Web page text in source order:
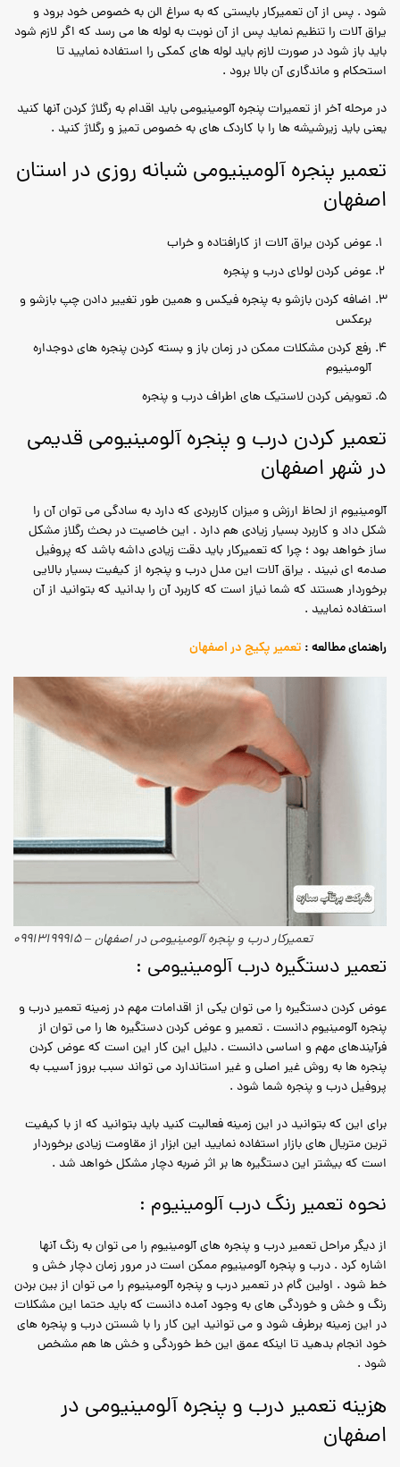
شود . پس از آن تعمیرکار بایستی که به سراغ الن به خصوص خود برود و
یراق آلات را تنظیم نماید پس از آن نوبت به لوله ها می رسد که اگر لازم شود
باید باز شود در صورت لازم باید لوله های کمکی را استفاده نمایید تا
استحکام و ماندگاری آن بالا برود .
در مرحله آخر از تعمیرات پنجره آلومینیومی باید اقدام به رگلاژ کردن آنها کنید
یعنی باید زیرشیشه ها را با کاردک های به خصوص تمیز و رگلاژ کنید .
تعمیر پنجره آلومینیومی شبانه روزی در استان
اصفهان
عوض کردن یراق آلات از کارافتاده و خراب
عوض کردن لولای درب و پنجره
اضافه کردن بازشو به پنجره فیکس و همین طور تغییر دادن چپ بازشو و
برعکس
رفع کردن مشکلات ممکن در زمان باز و بسته کردن پنجره های دوجداره
آلومینیوم
تعویض کردن لاستیک های اطراف درب و پنجره
تعمیر کردن درب و پنجره آلومینیومی قدیمی
در شهر اصفهان
آلومینیوم از لحاظ ارزش و میزان کاربردی که دارد به سادگی می توان آن را
شکل داد و کاربرد بسیار زیادی هم دارد . این خاصیت در بحث رگلاز مشکل
ساز خواهد بود ؛ چرا که تعمیرکار باید دقت زیادی داشه باشد که پروفیل
صدمه ای نبیند . یراق آلات این مدل درب و پنجره از کیفیت بسیار بالایی
برخوردار هستند که شما نیاز است که کاربرد آن را بدانید که بتوانید از آن
استفاده نمایید .
راهنمای مطالعه : تعمیر پکیج در اصفهان
تعمیرکار درب و پنجره آلومینیومی در اصفهان – 09913199915
تعمیر دستگیره درب آلومینیومی :
عوض کردن دستگیره را می توان یکی از اقدامات مهم در زمینه تعمیر درب و
پنجره آلومینیوم دانست . تعمیر و عوض کردن دستگیره ها را می توان از
فرآیندهای مهم و اساسی دانست . دلیل این کار این است که عوض کردن
پنجره ها به روش غیر اصلی و غیر استاندارد می تواند سبب بروز آسیب به
پروفیل درب و پنجره شما شود .
برای این که بتوانید در این زمینه فعالیت کنید باید بتوانید که از با کیفیت
ترین متریال های بازار استفاده نمایید این ابزار از مقاومت زیادی برخوردار
است که بیشتر این دستگیره ها بر اثر ضربه دچار مشکل خواهد شد .
نحوه تعمیر رنگ درب آلومینیوم :
از دیگر مراحل تعمیر درب و پنجره های آلومینیوم را می توان به رنگ آنها
اشاره کرد . درب و پنجره آلومینیوم ممکن است در مرور زمان دچار خش و
خط شود . اولین گام در تعمیر درب و پنجره آلومینیوم را می توان از بین بردن
رنگ و خش و خوردگی های به وجود آمده دانست که باید حتما این مشکلات
در این زمینه برطرف شود و می توانید این کار را با شستن درب و پنجره های
خود انجام بدهید تا اینکه عمق این خط خوردگی و خش ها هم مشخص
شود .
هزینه تعمیر درب و پنجره آلومینیومی در
اصفهان